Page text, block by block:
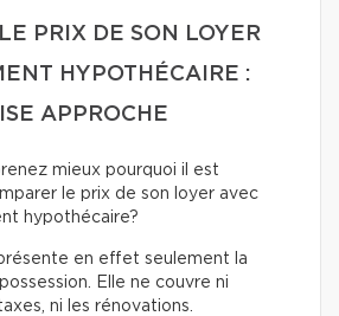
PRIX DE SON LOYER
HYPOTHÉCAIRE :
APPROCHE
mieux pourquoi il est
le prix de son loyer avec
hypothécaire?
en effet seulement la
Elle ne couvre ni
ni les rénovations.